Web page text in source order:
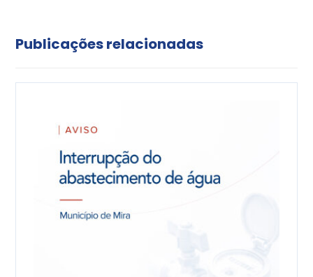
Publicações relacionadas